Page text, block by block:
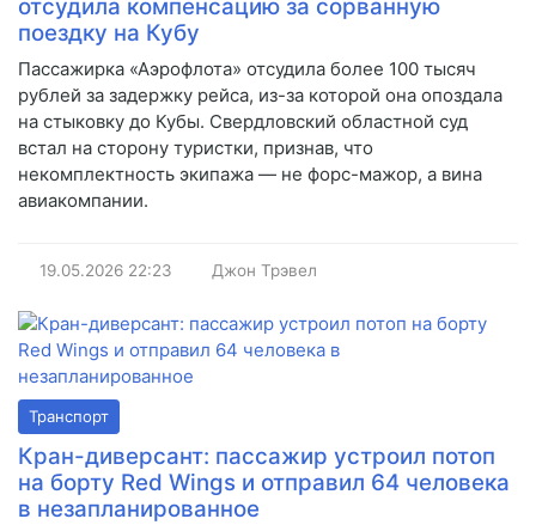
отсудила компенсацию за сорванную
поездку на Кубу
Пассажирка «Аэрофлота» отсудила более 100 тысяч
рублей за задержку рейса, из-за которой она опоздала
на стыковку до Кубы. Свердловский областной суд
встал на сторону туристки, признав, что
некомплектность экипажа — не форс-мажор, а вина
авиакомпании.
19.05.2026 22:23 Джон Трэвел
Транспорт
Кран-диверсант: пассажир устроил потоп
на борту Red Wings и отправил 64 человека
в незапланированное